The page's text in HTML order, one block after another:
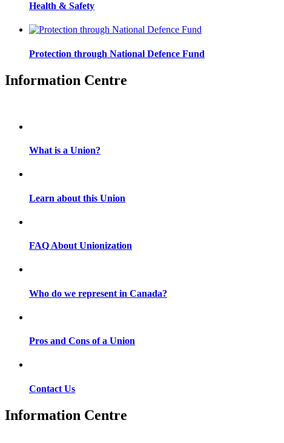
Health & Safety
Protection through National Defence Fund
Information Centre
What is a Union?
Learn about this Union
FAQ About Unionization
Who do we represent in Canada?
Pros and Cons of a Union
Contact Us
Information Centre